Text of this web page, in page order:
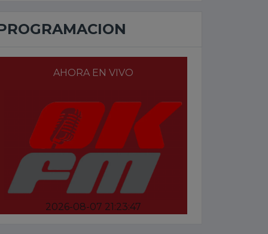
AHORA EN VIVO
2026-08-07 21:23:47